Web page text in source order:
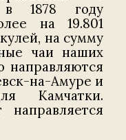
1878 году
на 19.801
на сумму
чаи наших
направляются
на-Амуре и
Камчатки.
направляется